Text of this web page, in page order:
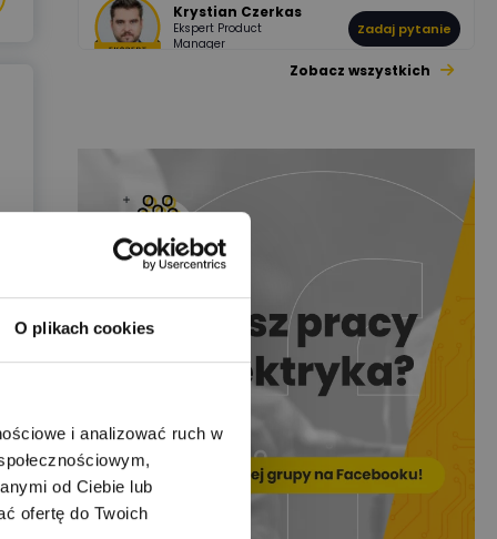
O plikach cookies
i analizować ruch w
od Ciebie lub
ofertę do Twoich
Krystian Czerkas
Ekspert Product
Manager
Zadaj pytanie
Redakcja
Ekspert ds. prądu Zadaj pytanie
Stelęgowski
Zadaj pytanie
EL-ROJ
Automatyk/Elektryk/Man
Zadaj pytanie
Mariusz Pajkowski Zadaj pytanie
Zobacz wszystkich